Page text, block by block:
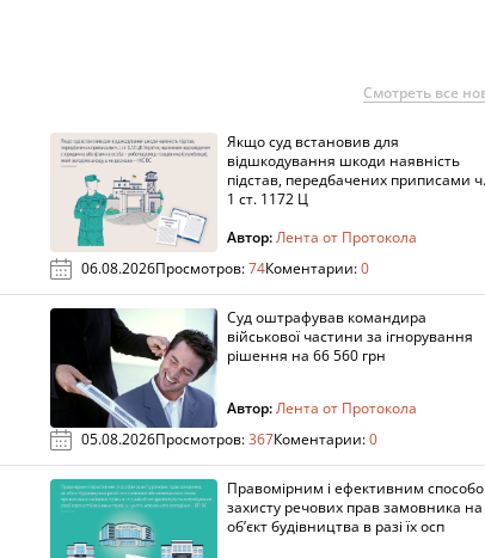
Смотреть все
Якщо суд встановив для
відшкодування шкоди наявність
підстав, передбачених приписами ч.
1 ст. 1172 Ц
Автор:Лента от Протокола
06.08.2026Просмотров:74Коментарии:0
Суд оштрафував командира
військової частини за ігнорування
рішення на 66 560 грн
Автор:Лента от Протокола
05.08.2026Просмотров:367Коментарии:0
Правомірним і ефективним
захисту речових прав замовника на
об’єкт будівництва в разі їх осп